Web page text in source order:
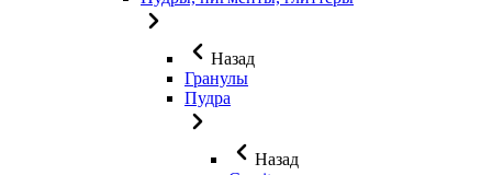
Назад
Гранулы
Пудра
Назад